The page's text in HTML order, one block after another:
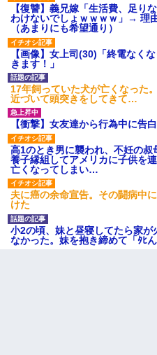
全く親しくないママ友Aから突
断りした。後日Aの企みを知っ
【悲報】嫁がワイのこと嫌いっ
【復讐】義兄嫁「生活費、足り
わけないでしょｗｗｗｗ」→ 理
（あまりにも希望通り）
【画像】女上司(30)「終電なく
きます！」
17年飼っていた犬が亡くなった
近づいて頭突きをしてきて…
【衝撃】女友達から行為中に告
高1のとき男に襲われ、不妊の
養子縁組してアメリカに子供を
亡くなってしまい…
夫に癌の余命宣告。その闘病中
けた
小2の頃、妹と昼寝してたら家
なかった。妹を抱き締めて「ﾀﾋ